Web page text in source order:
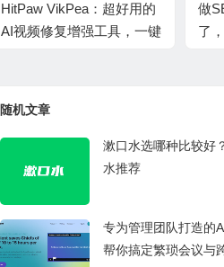
HitPaw VikPea：超好用的
AI视频修复增强工具，一键
做
了
随机文章
漱口水选哪种比较好
水推荐
专为管理团队打造的
帮你搞定繁琐会议与